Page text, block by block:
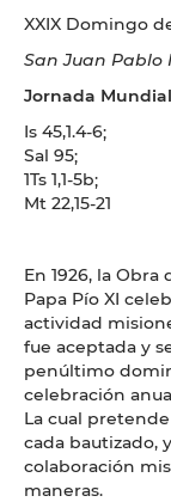
XXIX Domingo
San Juan Pablo
Jornada
Is 45,1.4-6;
Sal 95;
1Ts 1,1-5b;
Mt 22,15-21
En 1926, la
Papa Pío XI
actividad
fue aceptada y
penúltimo
celebración
La cual
cada bautizado,
colaboración
maneras.